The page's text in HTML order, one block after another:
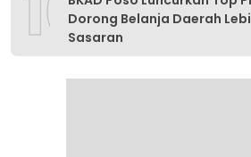
Dorong Belanja Daerah
Sasaran